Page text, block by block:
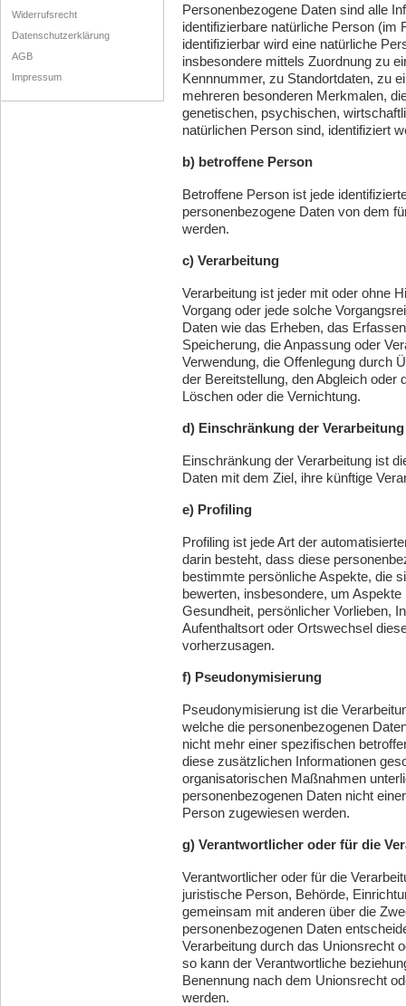
Widerrufsrecht
Datenschutzerklärung
AGB
Impressum
Personenbezogene Daten sind alle
identifizierbare natürliche Person (im
identifizierbar wird eine natürliche
insbesondere mittels Zuordnung zu
Kennnummer, zu Standortdaten, zu
mehreren besonderen Merkmalen,
genetischen, psychischen,
natürlichen Person sind, identifiziert
b) betroffene Person
Betroffene Person ist jede
personenbezogene Daten von dem
werden.
c) Verarbeitung
Verarbeitung ist jeder mit oder ohne
Vorgang oder jede solche
Daten wie das Erheben, das
Speicherung, die Anpassung oder
Verwendung, die Offenlegung durch
der Bereitstellung, den Abgleich oder
Löschen oder die Vernichtung.
d) Einschränkung der Verarbeitung
Einschränkung der Verarbeitung ist
Daten mit dem Ziel, ihre künftige
e) Profiling
Profiling ist jede Art der
darin besteht, dass diese
bestimmte persönliche Aspekte, die
bewerten, insbesondere, um
Gesundheit, persönlicher Vorlieben,
Aufenthaltsort oder Ortswechsel
vorherzusagen.
f) Pseudonymisierung
Pseudonymisierung ist die
welche die personenbezogenen
nicht mehr einer spezifischen
diese zusätzlichen Informationen
organisatorischen Maßnahmen
personenbezogenen Daten nicht
Person zugewiesen werden.
g) Verantwortlicher oder für die
Verantwortlicher oder für die
juristische Person, Behörde,
gemeinsam mit anderen über die
personenbezogenen Daten
Verarbeitung durch das Unionsrecht
so kann der Verantwortliche
Benennung nach dem Unionsrecht
werden.